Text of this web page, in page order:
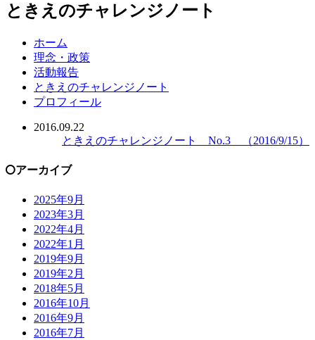
ときえのチャレンジノート
ホーム
理念・政策
活動報告
ときえのチャレンジノート
プロフィール
2016.09.22
ときえのチャレンジノート No.3 （2016/9/15）
アーカイブ
2025年9月
2023年3月
2022年4月
2022年1月
2019年9月
2019年2月
2018年5月
2016年10月
2016年9月
2016年7月